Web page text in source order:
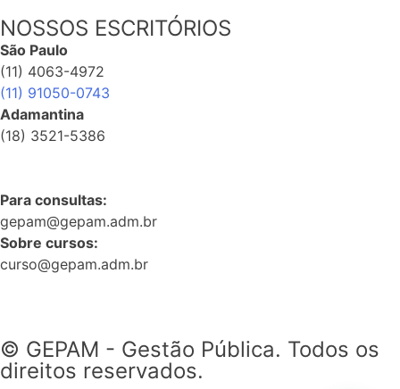
NOSSOS ESCRITÓRIOS
São Paulo
(11) 4063-4972
(11) 91050-0743
Adamantina
(18) 3521-5386
Para consultas:
gepam@gepam.adm.br
Sobre cursos:
curso@gepam.adm.br
© GEPAM - Gestão Pública. Todos os
direitos reservados.